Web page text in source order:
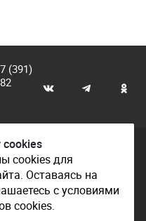
(391)
подготовки», 2026
cookies
cookies для
Оставаясь на
с условиями
cookies.